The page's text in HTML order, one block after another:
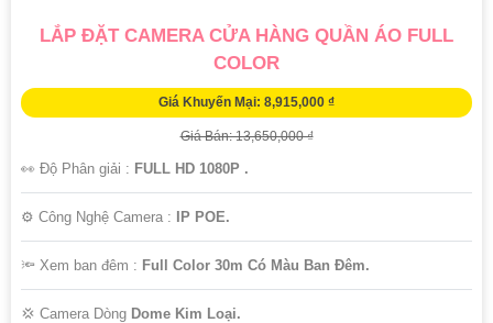
LẮP ĐẶT CAMERA CỬA HÀNG QUẦN ÁO FULL
COLOR
Giá Khuyến Mại: 8,915,000 ₫
Giá Bán: 13,650,000 ₫
👀 Độ Phân giải : FULL HD 1080P .
⚙ Công Nghệ Camera : IP POE.
🔦 Xem ban đêm : Full Color 30m Có Màu Ban Đêm.
💢 Camera Dòng Dome Kim Loại.